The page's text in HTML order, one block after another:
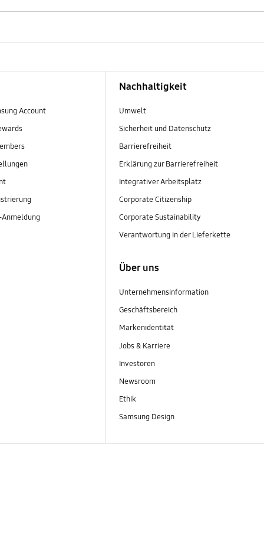
Account
Nachhaltigkeit
Umwelt
Sicherheit und Datenschutz
Barrierefreiheit
Erklärung zur Barrierefreiheit
Integrativer Arbeitsplatz
Corporate Citizenship
Corporate Sustainability
Verantwortung in der Lieferkette
Über uns
Unternehmensinformation
Geschäftsbereich
Markenidentität
Jobs & Karriere
Investoren
Newsroom
Ethik
Samsung Design